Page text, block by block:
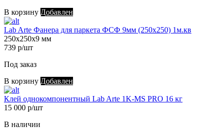
В корзину Добавлен
Lab Arte Фанера для паркета ФСФ 9мм (250х250) 1м.кв
250х250х9 мм
739 р/шт
Под заказ
В корзину Добавлен
Клей однокомпонентный Lab Arte 1K-MS PRO 16 кг
15 000 р/шт
В наличии